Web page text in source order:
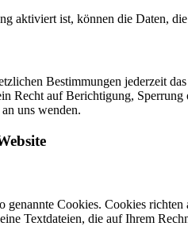
aktiviert ist, können die Daten,
Bestimmungen jederzeit
Recht auf Berichtigung,
uns wenden.
genannte Cookies. Cookies
Textdateien, die auf Ihrem